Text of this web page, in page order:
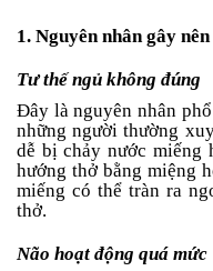
chơi
mà
học
Dành
cho
mẹ
cho
1. Nguyên nhân gây
Tư thế ngủ không đúng
Đây là nguyên nhân
những người thường
dễ bị chảy nước miếng
hướng thở bằng miệng
miếng có thể tràn ra
thở.
Não hoạt động quá mức